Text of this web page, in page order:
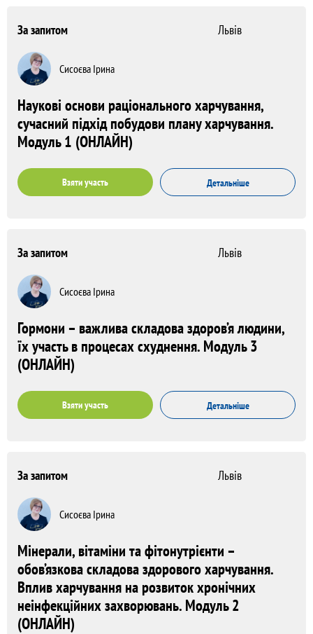
За запитом Львів
Сисоєва Ірина
Наукові основи раціонального харчування,
сучасний підхід побудови плану харчування.
Модуль 1 (ОНЛАЙН)
Взяти участь Детальніше
За запитом Львів
Сисоєва Ірина
Гормони – важлива складова здоров’я людини,
їх участь в процесах схуднення. Модуль 3
(ОНЛАЙН)
Взяти участь Детальніше
За запитом Львів
Сисоєва Ірина
Мінерали, вітаміни та фітонутрієнти –
обов’язкова складова здорового харчування.
Вплив харчування на розвиток хронічних
неінфекційних захворювань. Модуль 2
(ОНЛАЙН)